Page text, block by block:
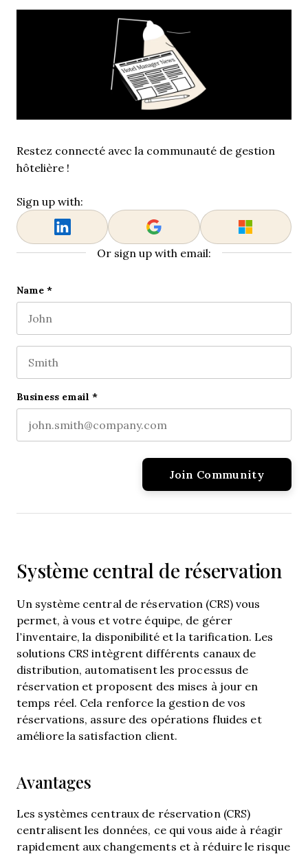
Restez connecté avec la communauté de gestion
hôtelière !
Sign up with:
Or sign up with email:
Comments
This field is for validation purposes and should be
Name*
Business email *
Système central de réservation
Un système central de réservation (CRS) vous
permet, à vous et votre équipe, de gérer
l’inventaire, la disponibilité et la tarification. Les
solutions CRS intègrent différents canaux de
distribution, automatisent les processus de
réservation et proposent des mises à jour en
temps réel. Cela renforce la gestion de vos
réservations, assure des opérations fluides et
améliore la satisfaction client.
Avantages
Les systèmes centraux de réservation (CRS)
centralisent les données, ce qui vous aide à réagir
rapidement aux changements et à réduire le risque